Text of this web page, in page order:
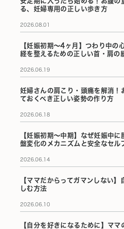
る、妊婦専用の正しい歩き方
2026.08.01
【妊娠初期〜4ヶ月】つわり中の
経を整えるための正しい首・肩の
2026.06.19
妊婦さんの肩こり・頭痛を解消！
ておくべき正しい姿勢の作り方
2026.06.18
【妊娠初期〜中期】なぜ妊娠中
盤変化のメカニズムと安全なセル
2026.06.14
【ママだからってガマンしない
しむ方法
2026.06.10
【自分を好きになるために】ママ